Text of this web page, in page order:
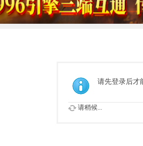
请先登录后才
请稍候...